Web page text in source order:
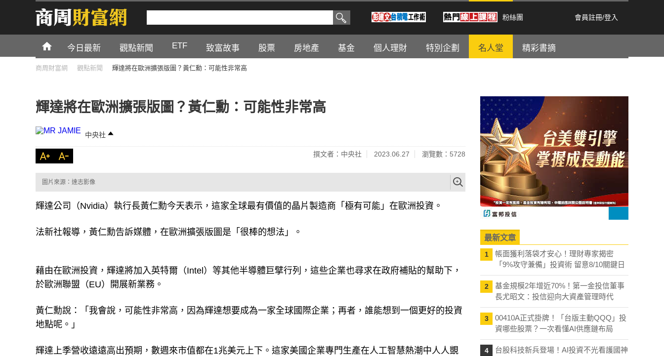
粉絲團 會員註冊/登入
今日最新 觀點新聞 ETF 致富故事 股票 房地產 基金 個人理財 特別企劃 名人堂 精彩書摘
商周財富網 觀點新聞 輝達將在歐洲擴張版圖？黃仁勳：可能性非常高
輝達將在歐洲擴張版圖？黃仁勳：可能性非常高
中央社
撰文者：中央社 2023.06.27 瀏覽數：5728
圖片來源：達志影像
輝達公司（Nvidia）執行長黃仁勳今天表示，這家全球最有價值的晶片製造商「極有可能」在歐洲投資。
法新社報導，黃仁勳告訴媒體，在歐洲擴張版圖是「很棒的想法」。
藉由在歐洲投資，輝達將加入英特爾（Intel）等其他半導體巨擘行列，這些企業也尋求在政府補貼的幫助下，
於歐洲聯盟（EU）開展新業務。
黃仁勳說：「我會說，可能性非常高，因為輝達想要成為一家全球國際企業；再者，誰能想到一個更好的投資
地點呢。」
輝達上季營收遠遠高出預期，數週來市值都在1兆美元上下。這家美國企業專門生產在人工智慧熱潮中人人覬
最新文章
1
帳面獲利落袋才安心！理財專家揭密
「9%攻守兼備」投資術 留意8/10關鍵日
2
基金規模2年增近70%！第一金投信董事
長尤昭文：投信迎向大資產管理時代
3
00410A正式掛牌！「台版主動QQQ」投
資哪些股票？一次看懂AI供應鏈布局
4
台股科技新兵登場！AI投資不光看護國神